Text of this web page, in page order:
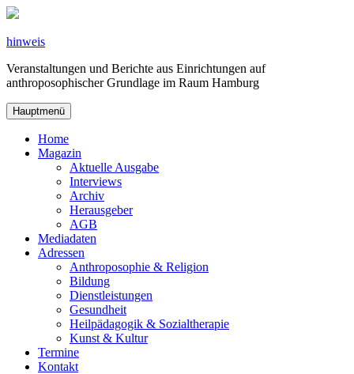
Zum
springen
hinweis
Veranstaltungen und Berichte aus Einrichtungen auf
anthroposophischer Grundlage im Raum Hamburg
Hauptmenü
Home
Magazin
Aktuelle Ausgabe
Interviews
Archiv
Herausgeber
AGB
Mediadaten
Adressen
Anthroposophie & Religion
Bildung
Dienstleistungen
Gesundheit
Heilpädagogik & Sozialtherapie
Kunst & Kultur
Termine
Kontakt